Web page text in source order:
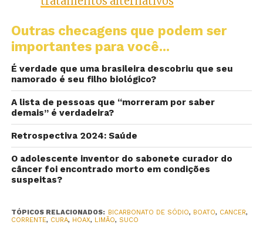
Outras checagens que podem ser
importantes para você...
É verdade que uma brasileira descobriu que seu
namorado é seu filho biológico?
A lista de pessoas que “morreram por saber
demais” é verdadeira?
Retrospectiva 2024: Saúde
O adolescente inventor do sabonete curador do
câncer foi encontrado morto em condições
suspeitas?
TÓPICOS RELACIONADOS: BICARBONATO DE SÓDIO, BOATO, CANCER,
CORRENTE, CURA, HOAX, LIMÃO, SUCO